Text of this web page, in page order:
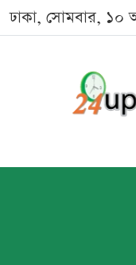
ঢাকা, সোমবার, ১০